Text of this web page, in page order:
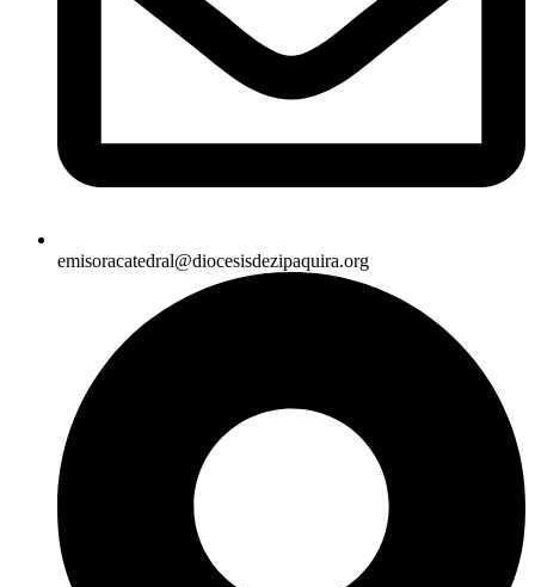
emisoracatedral@diocesisdezipaquira.org